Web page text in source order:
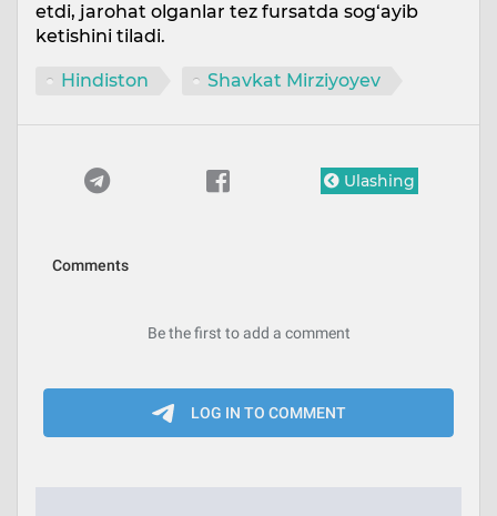
etdi, jarohat olganlar tez fursatda sog‘ayib
ketishini tiladi.
Hindiston Shavkat Mirziyoyev
Ulashing